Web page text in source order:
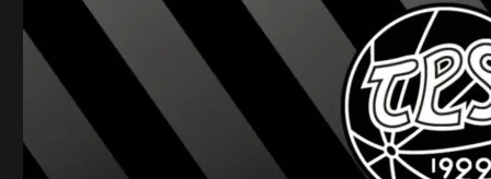
Henkilön FC TPS • Turun Palloseura (@tpsjalkapallo) jakama julkaisu